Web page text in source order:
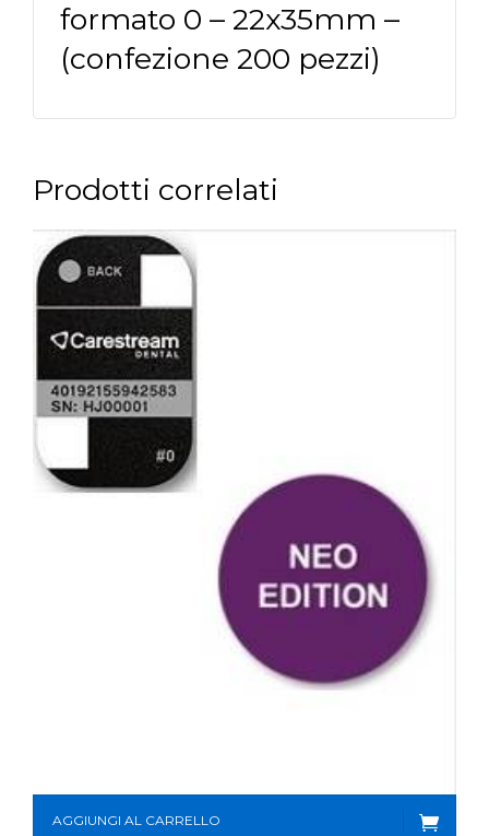
formato 0 – 22x35mm –
(confezione 200 pezzi)
Prodotti correlati
AGGIUNGI AL CARRELLO